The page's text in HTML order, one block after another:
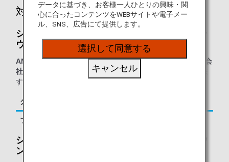
対象のお客様
シルバークリスラウンジ - ファーストクラスラ
ウンジ：
ANAグループ運航便または他スター アライアンス加盟航空会
社運航便
をご利用の、以下に該当するお客様が対象となりま
す。
クラス／ステイタス
ファーストクラス
シルバークリスラウンジ - ビジネスクラスラウ
ンジ：
データに基づき、お客様一人ひとりの興味・関
心に合ったコンテンツをWEBサイトや電子メー
ル、SNS、広告にて提供します。
選択して同意する
キャンセル